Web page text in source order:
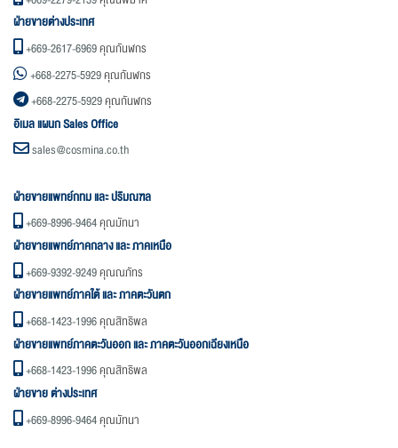
ฝ่ายขายต่างประเทศ
+669-2617-6969คุณกันฬกร
+668-2275-5929คุณกันฬกร
+668-2275-5929คุณกันฬกร
อิเมล แผนก Sales Office
sales@cosmina.co.th
ฝ่ายขายแพทย์กทม และ ปริมณฑล
+669-8996-9464คุณมัทนา
ฝ่ายขายแพทย์ภาคกลาง และ ภาคเหนือ
+669-9392-9249คุณณภัทร
ฝ่ายขายแพทย์ภาคใต้ และ ภาคตะวันตก
+668-1423-1996คุณสิทธิพล
ฝ่ายขายแพทย์ภาคตะวันออก และ ภาคตะวันออกเฉียงเหนือ
+668-1423-1996คุณสิทธิพล
ฝ่ายขาย ต่างประเทศ
+669-8996-9464คุณมัทนา